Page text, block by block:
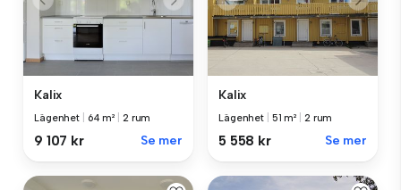
Kalix
Lägenhet 64 m² 2 rum
9 107 kr Se mer
Kalix
Lägenhet 51 m² 2 rum
5 558 kr Se mer